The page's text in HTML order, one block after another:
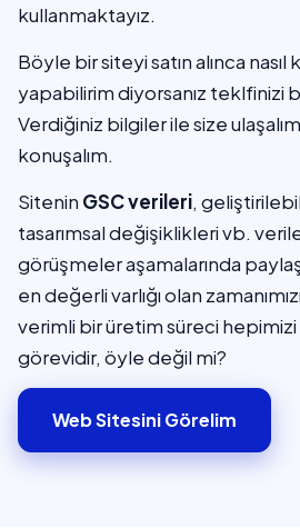
kullanmaktayız.
Böyle bir siteyi satın alınca
yapabilirim diyorsanız teklfinizi
Verdiğiniz bilgiler ile size
konuşalım.
Sitenin GSC verileri,
tasarımsal değişiklikleri vb.
görüşmeler aşamalarında
en değerli varlığı olan
verimli bir üretim süreci
görevidir, öyle değil mi?
Web Sitesini Görelim